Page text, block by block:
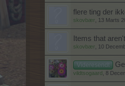
flere ting der
skovbær 13 Marts
Items that
skovbær 10
Videresendt
vildtsogaard 8